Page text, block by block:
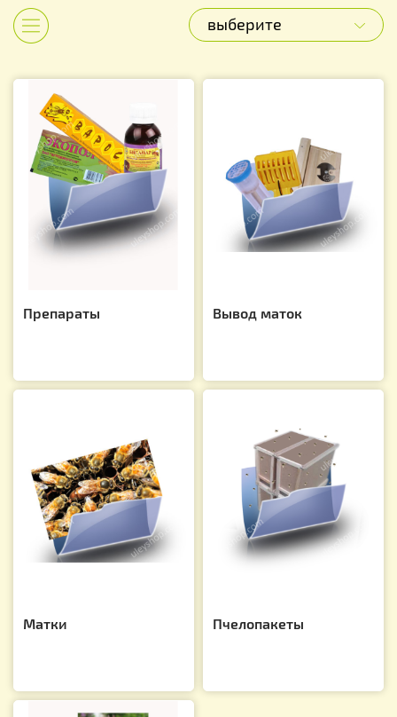
выберите
Препараты Вывод маток
Матки Пчелопакеты